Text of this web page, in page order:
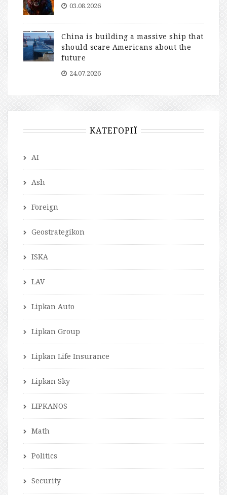
03.08.2026
China is building a massive ship that
should scare Americans about the
future
24.07.2026
КАТЕГОРІЇ
AI
Ash
Foreign
Geostrategikon
ISKA
LAV
Lipkan Auto
Lipkan Group
Lipkan Life Insurance
Lipkan Sky
LIPKANOS
Math
Politics
Security